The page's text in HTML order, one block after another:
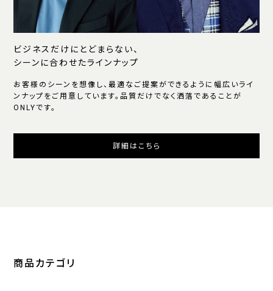
ビジネスだけにとどまらない、
シーンに合わせたラインナップ
お客様のシーンを想像し、最適なご提案ができるように幅広いライ
ンナップをご用意しています。品質だけでなく洒落であることが
ONLYです。
詳細はこちら
商品カテゴリ